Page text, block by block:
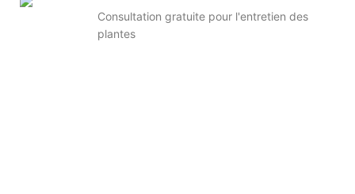
Consultation gratuite pour l'entretien des
plantes